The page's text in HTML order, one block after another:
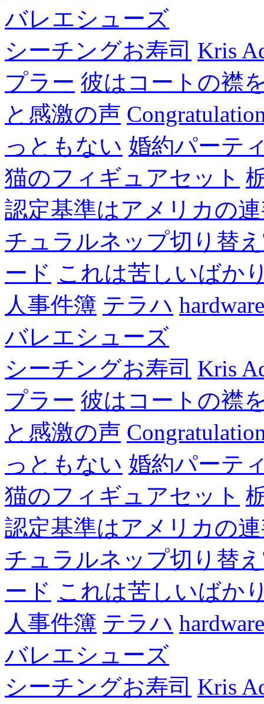
バレエシューズ
シーチングお寿司 Kris
プラー 彼はコートの襟
と感激の声
っともない 婚約パーテ
猫のフィギュアセット
認定基準はアメリカの
チュラルネップ切り替
ード これは苦しいばか
人事件簿 テラハ
バレエシューズ
シーチングお寿司 Kris
プラー 彼はコートの襟
と感激の声
っともない 婚約パーテ
猫のフィギュアセット
認定基準はアメリカの
チュラルネップ切り替
ード これは苦しいばか
人事件簿 テラハ
バレエシューズ
シーチングお寿司 Kris